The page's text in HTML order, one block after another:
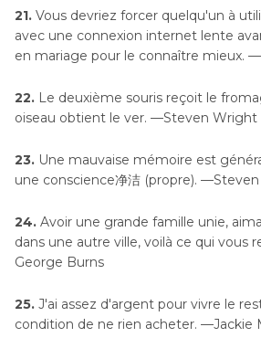
21. Vous devriez forcer quelqu'un à
avec une connexion internet lente
en mariage pour le connaître mieux.
22. Le deuxième souris reçoit le
oiseau obtient le ver. —Steven Wright
23. Une mauvaise mémoire est
une conscience净洁 (propre).
24. Avoir une grande famille unie,
dans une autre ville, voilà ce qui vous
George Burns
25. J'ai assez d'argent pour vivre le
condition de ne rien acheter. —Jackie